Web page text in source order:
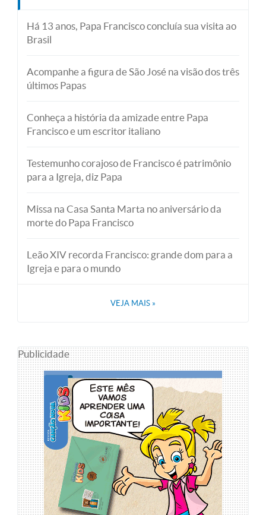
Há 13 anos, Papa Francisco concluía sua visita ao
Brasil
Acompanhe a figura de São José na visão dos três
últimos Papas
Conheça a história da amizade entre Papa
Francisco e um escritor italiano
Testemunho corajoso de Francisco é patrimônio
para a Igreja, diz Papa
Missa na Casa Santa Marta no aniversário da
morte do Papa Francisco
Leão XIV recorda Francisco: grande dom para a
Igreja e para o mundo
VEJA MAIS »
Publicidade